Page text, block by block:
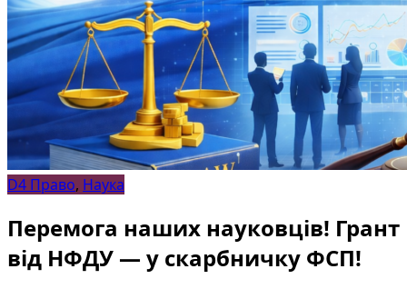
D4 Право, Наука
Перемога наших науковців! Грант
від НФДУ — у скарбничку ФСП!